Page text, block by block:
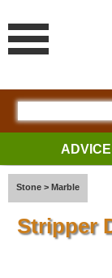
Stone > Marble
Stripper